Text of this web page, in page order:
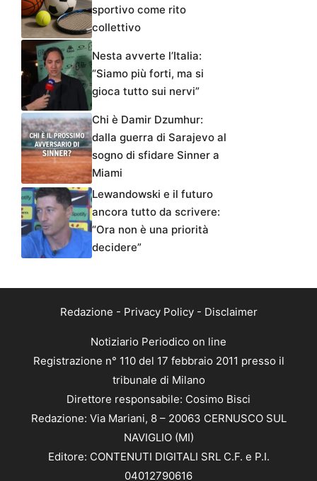
sportivo come rito
collettivo
Nesta avverte l’Italia:
“Siamo più forti, ma si
gioca tutto sui nervi”
Chi è Damir Dzumhur:
dalla guerra di Sarajevo al
sogno di sfidare Sinner a
Miami
Lewandowski e il futuro
ancora tutto da scrivere:
“Ora non è una priorità
decidere”
Redazione - Privacy Policy- Disclaimer
Notiziario Periodico on line
Registrazione n° 110 del 17 febbraio 2011 presso il
tribunale di Milano
Direttore responsabile: Cosimo Bisci
Redazione: Via Mariani, 8 – 20063 CERNUSCO SUL
NAVIGLIO (MI)
Editore: CONTENUTI DIGITALI SRL C.F. e P.I.
04012790616